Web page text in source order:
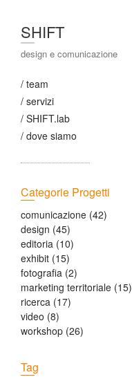
SHIFT
design e comunicazione
/ team
/ servizi
/ SHIFT.lab
/ dove siamo
Categorie Progetti
comunicazione (42)
design (45)
editoria (10)
exhibit (15)
fotografia (2)
marketing territoriale (15)
ricerca (17)
video (8)
workshop (26)
Tag